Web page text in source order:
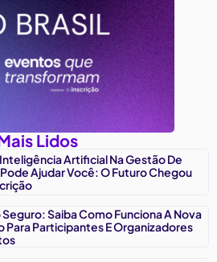
Lidos
Artificial Na Gestão De
Ajudar Você: O Futuro Chegou
Saiba Como Funciona A Nova
Para Participantes E Organizadores